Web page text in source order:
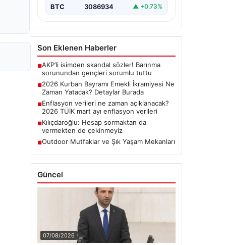
BTC 3086934 ▲ +0.73%
Son Eklenen Haberler
■AKP’li isimden skandal sözler! Barınma
sorunundan gençleri sorumlu tuttu
■2026 Kurban Bayramı Emekli İkramiyesi Ne
Zaman Yatacak? Detaylar Burada
■Enflasyon verileri ne zaman açıklanacak?
2026 TÜİK mart ayı enflasyon verileri
■Kılıçdaroğlu: Hesap sormaktan da
vermekten de çekinmeyiz
■Outdoor Mutfaklar ve Şık Yaşam Mekanları
Güncel
07/08/2026